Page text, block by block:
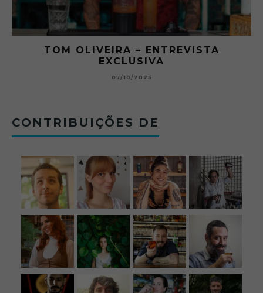
TOM OLIVEIRA – ENTREVISTA
EXCLUSIVA
07/10/2025
CONTRIBUIÇÕES DE